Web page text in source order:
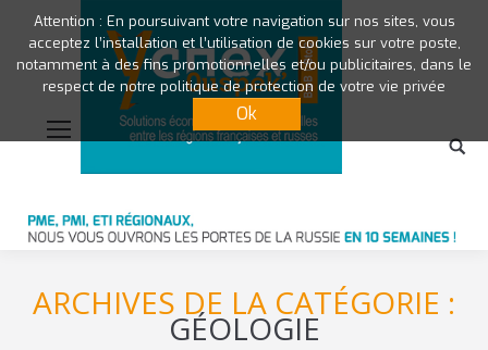
ARCHIVES DE LA CATÉGORIE :
GÉOLOGIE
Attention : En poursuivant votre navigation sur nos sites, vous
acceptez l’installation et l’utilisation de cookies sur votre poste,
notamment à des fins promotionnelles et/ou publicitaires, dans le
respect de notre politique de protection de votre vie privée
Ok